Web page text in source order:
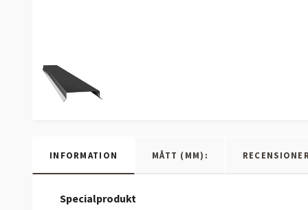
INFORMATION MÅTT (MM):
Specialprodukt